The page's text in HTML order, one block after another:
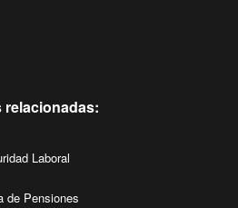
Laboral
de Pensiones